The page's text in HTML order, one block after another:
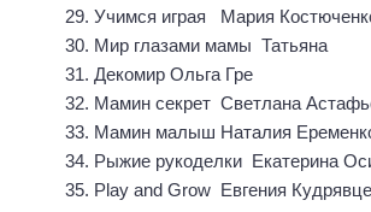
29. Учимся играя Мария
30. Мир глазами мамы Татьяна
31. Декомир Ольга Гре
32. Мамин секрет Светлана
33. Мамин малыш Наталия
34. Рыжие рукоделки Екатерина
35. Play and Grow Евгения